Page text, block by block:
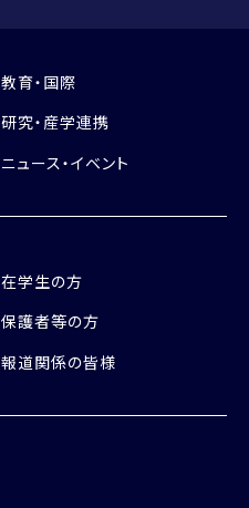
教育・国際
研究・産学連携
ニュース・イベント
在学生の方
保護者等の方
報道関係の皆様